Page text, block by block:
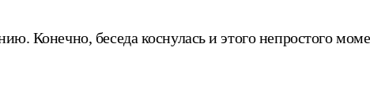
Конечно, беседа коснулась и этого непростого